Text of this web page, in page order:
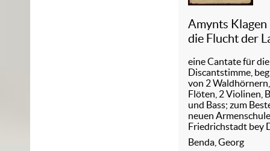
Amynts Klagen
die Flucht der
eine Cantate für die
Discantstimme,
von 2
Flöten, 2 Violinen,
und Bass; zum
neuen
Friedrichstadt bey
Benda, Georg